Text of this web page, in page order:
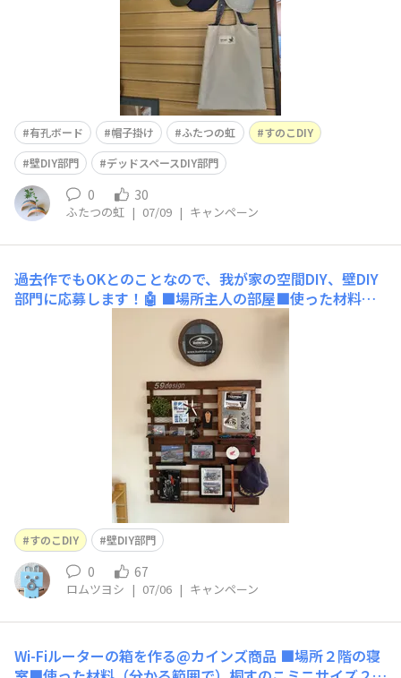
有孔ボード 帽子掛け ふたつの虹
すのこDIY
壁DIY部門
デッドスペースDIY部門
0 30
ふたつの虹 | 07/09 | キャンペーン
過去作でもOKとのことなので、我が家の空間DIY、壁DIY
部門に応募します！🤖 ■場所主人の部屋■使った材料捨
てる時計カインズのすのこすのピタフォトフレームなど■
工程不要になった時計をリメイクしました。使ってない工
具をサビに見える塗装をして、裏に磁石を貼りました。1
00均のスチールプレートに枠を付けました。ステッカー
など飾れます。他にもすのこに飾る為に、家にあったフォ
すのこDIY 壁DIY部門
0 67
ロムツヨシ | 07/06 | キャンペーン
Wi-Fiルーターの箱を作る@カインズ商品 ■場所２階の寝